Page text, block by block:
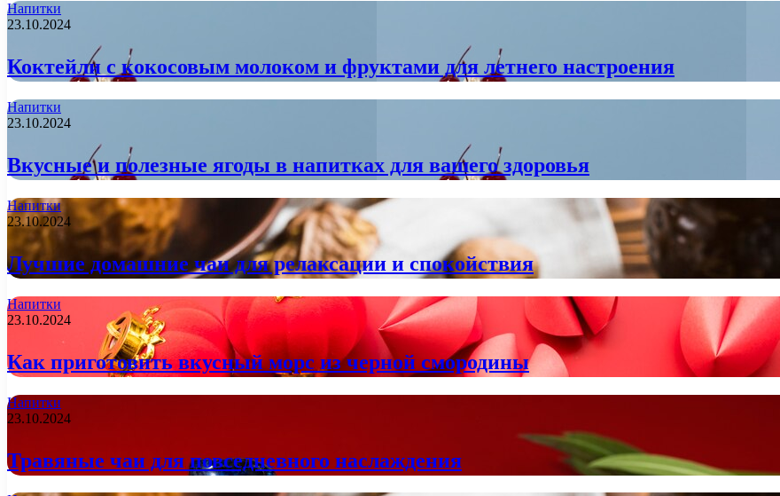
Напитки
23.10.2024
Коктейли с кокосовым молоком и фруктами для летнего настроения
Напитки
23.10.2024
Вкусные и полезные ягоды в напитках для вашего здоровья
Напитки
23.10.2024
Лучшие домашние чаи для релаксации и спокойствия
Напитки
23.10.2024
Как приготовить вкусный морс из черной смородины
Напитки
23.10.2024
Травяные чаи для повседневного наслаждения